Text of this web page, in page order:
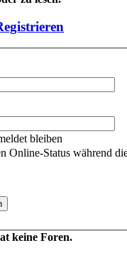
bleiben
Online-Status während
keine Foren.